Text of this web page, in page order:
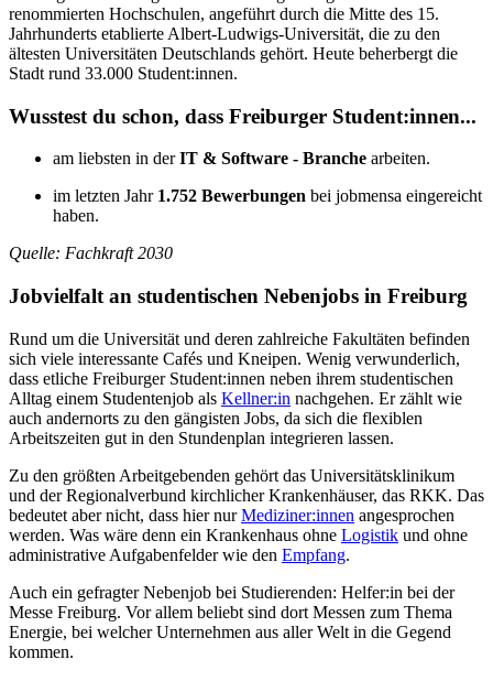
renommierten Hochschulen, angeführt durch die Mitte des 15.
Jahrhunderts etablierte Albert-Ludwigs-Universität, die zu den
ältesten Universitäten Deutschlands gehört. Heute beherbergt die
Stadt rund 33.000 Student:innen.
Wusstest du schon, dass Freiburger Student:innen...
am liebsten in derIT & Software - Branche arbeiten.
im letzten Jahr 1.752 Bewerbungen bei jobmensa eingereicht
haben.
Quelle: Fachkraft 2030
Jobvielfalt an studentischen Nebenjobs in Freiburg
Rund um die Universität und deren zahlreiche Fakultäten befinden
sich viele interessante Cafés und Kneipen. Wenig verwunderlich,
dass etliche Freiburger Student:innen neben ihrem studentischen
Alltag einem Studentenjob als Kellner:in nachgehen. Er zählt wie
auch andernorts zu den gängisten Jobs, da sich die flexiblen
Arbeitszeiten gut in den Stundenplan integrieren lassen.
Zu den größten Arbeitgebenden gehört das Universitätsklinikum
und der Regionalverbund kirchlicher Krankenhäuser, das RKK. Das
bedeutet aber nicht, dass hier nurMediziner:innen angesprochen
werden. Was wäre denn ein Krankenhaus ohne Logistik und ohne
administrative Aufgabenfelder wie den Empfang.
Auch ein gefragter Nebenjob bei Studierenden: Helfer:in bei der
Messe Freiburg. Vor allem beliebt sind dort Messen zum Thema
Energie, bei welcher Unternehmen aus aller Welt in die Gegend
kommen.